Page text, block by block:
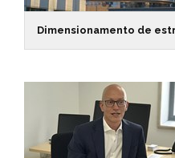
Dimensionamento de